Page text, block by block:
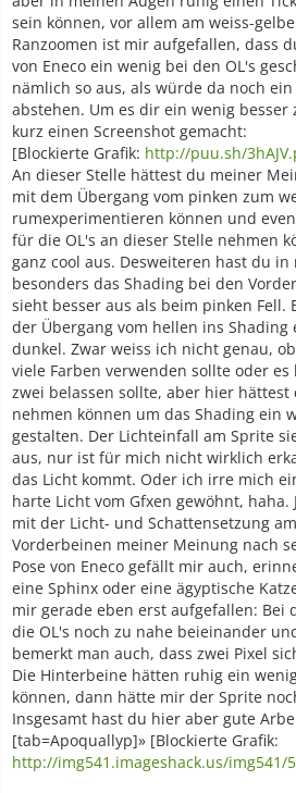
sein können, vor allem am weiss-
Ranzoomen ist mir aufgefallen, dass
von Eneco ein wenig bei den OL's
nämlich so aus, als würde da noch
abstehen. Um es dir ein wenig besser
kurz einen Screenshot gemacht:
[Blockierte Grafik: http://puu.sh/
An dieser Stelle hättest du meiner
mit dem Übergang vom pinken zum
rumexperimentieren können und
für die OL's an dieser Stelle nehmen
ganz cool aus. Desweiteren hast du in
besonders das Shading bei den
sieht besser aus als beim pinken Fell.
der Übergang vom hellen ins Shading
dunkel. Zwar weiss ich nicht genau,
viele Farben verwenden sollte oder
zwei belassen sollte, aber hier hättest
nehmen können um das Shading ein
gestalten. Der Lichteinfall am Sprite
aus, nur ist für mich nicht wirklich
das Licht kommt. Oder ich irre mich
harte Licht vom Gfxen gewöhnt, haha.
mit der Licht- und Schattensetzung
Vorderbeinen meiner Meinung nach
Pose von Eneco gefällt mir auch,
eine Sphinx oder eine ägyptische
mir gerade eben erst aufgefallen: Bei
die OL's noch zu nahe beieinander
bemerkt man auch, dass zwei Pixel
Die Hinterbeine hätten ruhig ein
können, dann hätte mir der Sprite
Insgesamt hast du hier aber gute
[tab=Apoquallyp]» [Blockierte Grafik:
http://img541.imageshack.us/img541/